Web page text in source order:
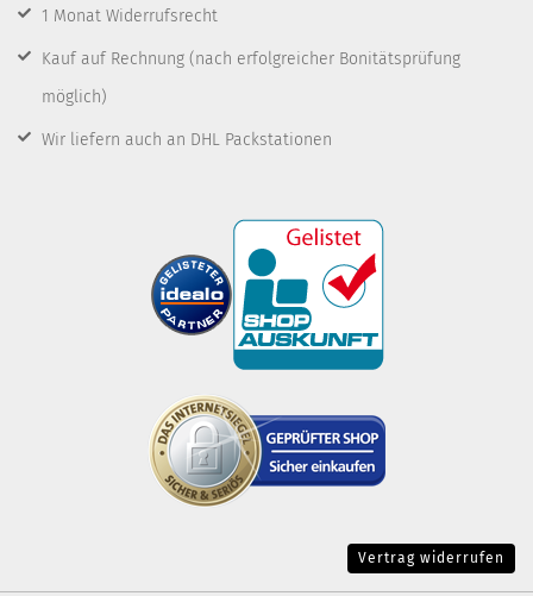
1 Monat Widerrufsrecht
Kauf auf Rechnung (nach erfolgreicher Bonitätsprüfung
möglich)
Wir liefern auch an DHL Packstationen
Vertrag widerrufen